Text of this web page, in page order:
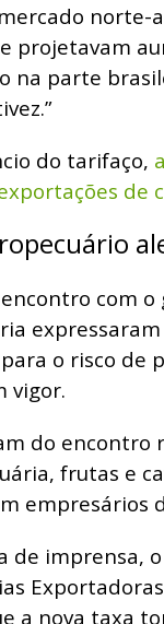
projetavam
na parte
do tarifaço,
de
com
o risco de
vigor.
do encontro
frutas e
empresários
de imprensa,
a nova taxa